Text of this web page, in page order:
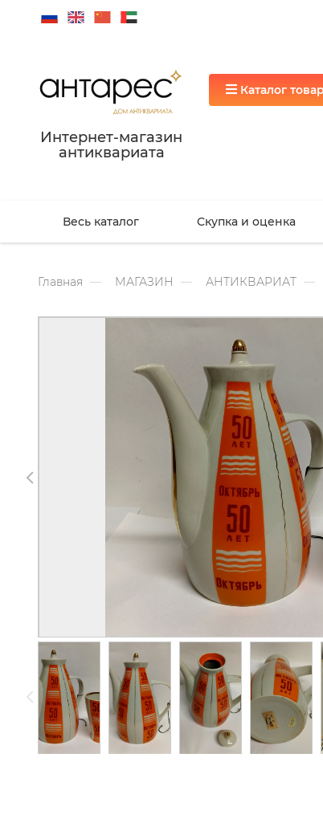
Интернет-магазин
антиквариата
Каталог
Весь каталог Скупка и оценка
Главная МАГАЗИН АНТИКВАРИАТ